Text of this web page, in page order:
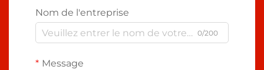
Nom de l'entreprise
0/200
Message